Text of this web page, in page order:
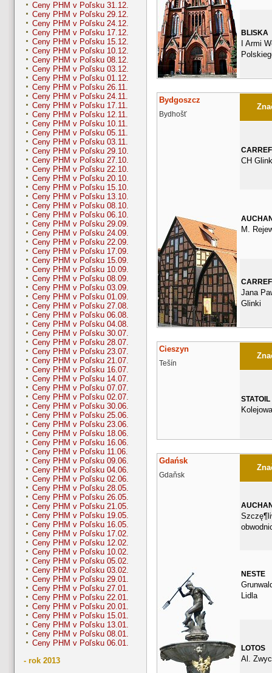
Ceny PHM v Poľsku 31.12.
Ceny PHM v Poľsku 29.12.
Ceny PHM v Poľsku 24.12.
Ceny PHM v Poľsku 17.12.
Ceny PHM v Poľsku 15.12.
Ceny PHM v Poľsku 10.12.
Ceny PHM v Poľsku 08.12.
Ceny PHM v Poľsku 03.12.
Ceny PHM v Poľsku 01.12.
Ceny PHM v Poľsku 26.11.
Ceny PHM v Poľsku 24.11.
Ceny PHM v Poľsku 17.11.
Ceny PHM v Poľsku 12.11.
Ceny PHM v Poľsku 10.11.
Ceny PHM v Poľsku 05.11.
Ceny PHM v Poľsku 03.11.
Ceny PHM v Poľsku 29.10.
Ceny PHM v Poľsku 27.10.
Ceny PHM v Poľsku 22.10.
Ceny PHM v Poľsku 20.10.
Ceny PHM v Poľsku 15.10.
Ceny PHM v Poľsku 13.10.
Ceny PHM v Poľsku 08.10.
Ceny PHM v Poľsku 06.10.
Ceny PHM v Poľsku 29.09.
Ceny PHM v Poľsku 24.09.
Ceny PHM v Poľsku 22.09.
Ceny PHM v Poľsku 17.09.
Ceny PHM v Poľsku 15.09.
Ceny PHM v Poľsku 10.09.
Ceny PHM v Poľsku 08.09.
Ceny PHM v Poľsku 03.09.
Ceny PHM v Poľsku 01.09.
Ceny PHM v Poľsku 27.08.
Ceny PHM v Poľsku 06.08.
Ceny PHM v Poľsku 04.08.
Ceny PHM v Poľsku 30.07.
Ceny PHM v Poľsku 28.07.
Ceny PHM v Poľsku 23.07.
Ceny PHM v Poľsku 21.07.
Ceny PHM v Poľsku 16.07.
Ceny PHM v Poľsku 14.07.
Ceny PHM v Poľsku 07.07.
Ceny PHM v Poľsku 02.07.
Ceny PHM v Poľsku 30.06.
Ceny PHM v Poľsku 25.06.
Ceny PHM v Poľsku 23.06.
Ceny PHM v Poľsku 18.06.
Ceny PHM v Poľsku 16.06.
Ceny PHM v Poľsku 11.06.
Ceny PHM v Poľsku 09.06.
Ceny PHM v Poľsku 04.06.
Ceny PHM v Poľsku 02.06.
Ceny PHM v Poľsku 28.05.
Ceny PHM v Poľsku 26.05.
Ceny PHM v Poľsku 21.05.
Ceny PHM v Poľsku 19.05.
Ceny PHM v Poľsku 16.05.
Ceny PHM v Poľsku 17.02.
Ceny PHM v Poľsku 12.02.
Ceny PHM v Poľsku 10.02.
Ceny PHM v Poľsku 05.02.
Ceny PHM v Poľsku 03.02.
Ceny PHM v Poľsku 29.01.
Ceny PHM v Poľsku 27.01.
Ceny PHM v Poľsku 22.01.
Ceny PHM v Poľsku 20.01.
Ceny PHM v Poľsku 15.01.
Ceny PHM v Poľsku 13.01.
Ceny PHM v Poľsku 08.01.
Ceny PHM v Poľsku 06.01.
- rok 2013
BLISKA
I Armi
Bydgoszcz
Bydhošť
CH
M.
Jana
Glinki
Cieszyn
Tešín
STATOIL
Gdańsk
Gdaňsk
NESTE
Lidla
LOTOS
Al.